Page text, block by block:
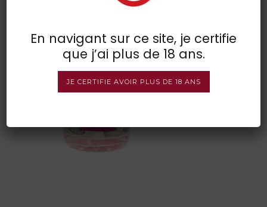
En navigant sur ce site, je certifie
que j’ai plus de 18 ans.
JE CERTIFIE AVOIR PLUS DE 18 ANS